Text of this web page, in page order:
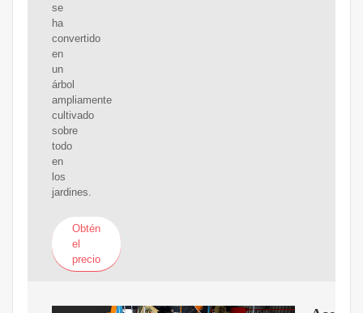
se
ha
convertido
en
un
árbol
ampliamente
cultivado
sobre
todo
en
los
jardines.
Obtén
el
precio